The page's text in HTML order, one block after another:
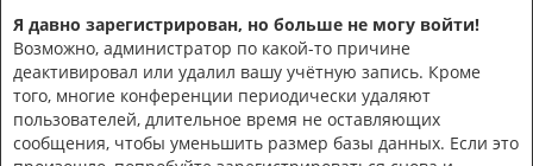
Я давно зарегистрирован, но больше не могу войти!
Возможно, администратор по какой-то причине
деактивировал или удалил вашу учётную запись. Кроме
того, многие конференции периодически удаляют
пользователей, длительное время не оставляющих
сообщения, чтобы уменьшить размер базы данных. Если это